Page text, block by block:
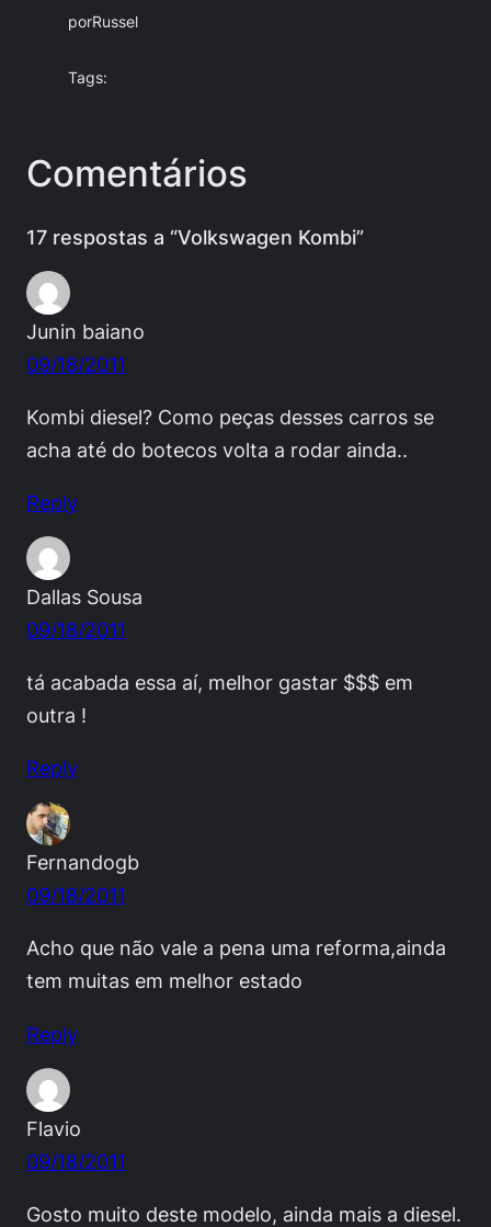
porRussel
Tags:
Comentários
17 respostas a “Volkswagen Kombi”
Junin baiano
09/18/2011
Kombi diesel? Como peças desses carros se
acha até do botecos volta a rodar ainda..
Reply
Dallas Sousa
09/18/2011
tá acabada essa aí, melhor gastar $$$ em
outra !
Reply
Fernandogb
09/18/2011
Acho que não vale a pena uma reforma,ainda
tem muitas em melhor estado
Reply
Flavio
09/18/2011
Gosto muito deste modelo, ainda mais a diesel.